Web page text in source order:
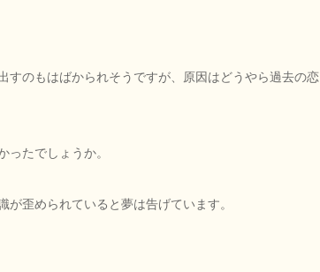
すのもはばかられそうですが、原因はどうやら過去の恋
ったでしょうか。
歪められていると夢は告げています。